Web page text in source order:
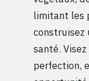
limitant les
construisez
santé.
perfection,